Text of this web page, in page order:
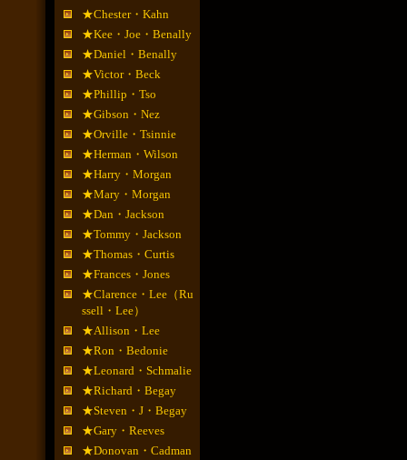
★Chester・Kahn
★Kee・Joe・Benally
★Daniel・Benally
★Victor・Beck
★Phillip・Tso
★Gibson・Nez
★Orville・Tsinnie
★Herman・Wilson
★Harry・Morgan
★Mary・Morgan
★Dan・Jackson
★Tommy・Jackson
★Thomas・Curtis
★Frances・Jones
★Clarence・Lee（Ru
ssell・Lee）
★Allison・Lee
★Ron・Bedonie
★Leonard・Schmalie
★Richard・Begay
★Steven・J・Begay
★Gary・Reeves
★Donovan・Cadman